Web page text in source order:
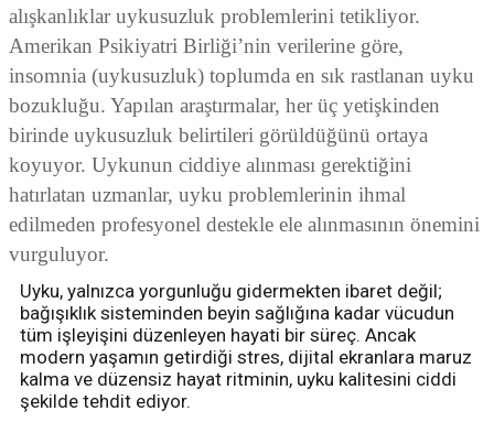
alışkanlıklar uykusuzluk problemlerini tetikliyor.
Amerikan Psikiyatri Birliği’nin verilerine göre,
insomnia (uykusuzluk) toplumda en sık rastlanan uyku
bozukluğu. Yapılan araştırmalar, her üç yetişkinden
birinde uykusuzluk belirtileri görüldüğünü ortaya
koyuyor. Uykunun ciddiye alınması gerektiğini
hatırlatan uzmanlar, uyku problemlerinin ihmal
edilmeden profesyonel destekle ele alınmasının önemini
vurguluyor.
Uyku, yalnızca yorgunluğu gidermekten ibaret değil;
bağışıklık sisteminden beyin sağlığına kadar vücudun
tüm işleyişini düzenleyen hayati bir süreç. Ancak
modern yaşamın getirdiği stres, dijital ekranlara maruz
kalma ve düzensiz hayat ritminin, uyku kalitesini ciddi
şekilde tehdit ediyor.